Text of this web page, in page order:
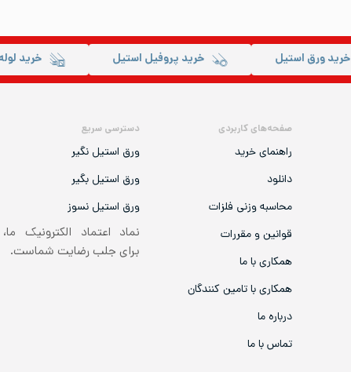
خرید ورق استیل خرید پروفیل استیل خرید
صفحه‌های کاربردی
راهنمای خرید
دانلود
محاسبه وزنی فلزات
قوانین و مقررات
همکاری با ما
همکاری با تامین کنندگان
درباره ما
تماس با ما
دسترسی سریع
ورق استیل نگیر
ورق استیل بگیر
ورق استیل نسوز
نماد اعتماد الکترونیک ما،
برای جلب رضایت شماست.